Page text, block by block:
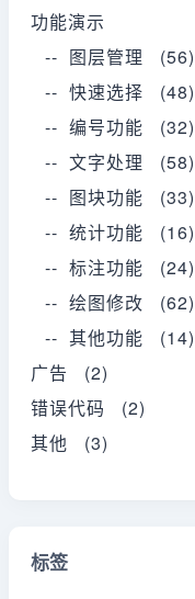
功能演示
-- 图层管理 (56)
-- 快速选择 (48)
-- 编号功能 (32)
-- 文字处理 (58)
-- 图块功能 (33)
-- 统计功能 (16)
-- 标注功能 (24)
-- 绘图修改 (62)
-- 其他功能 (14)
广告 (2)
错误代码 (2)
其他 (3)
标签